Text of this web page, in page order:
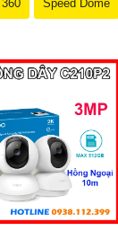
Speed Dome